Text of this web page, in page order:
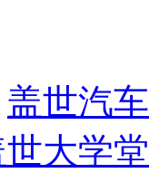
盖世汽
大学堂